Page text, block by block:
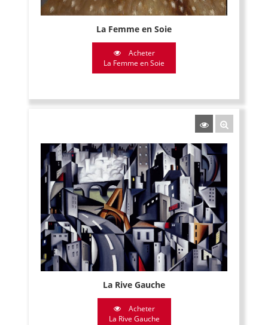
La Femme en Soie
Acheter
La Femme en Soie
La Rive Gauche
Acheter
La Rive Gauche